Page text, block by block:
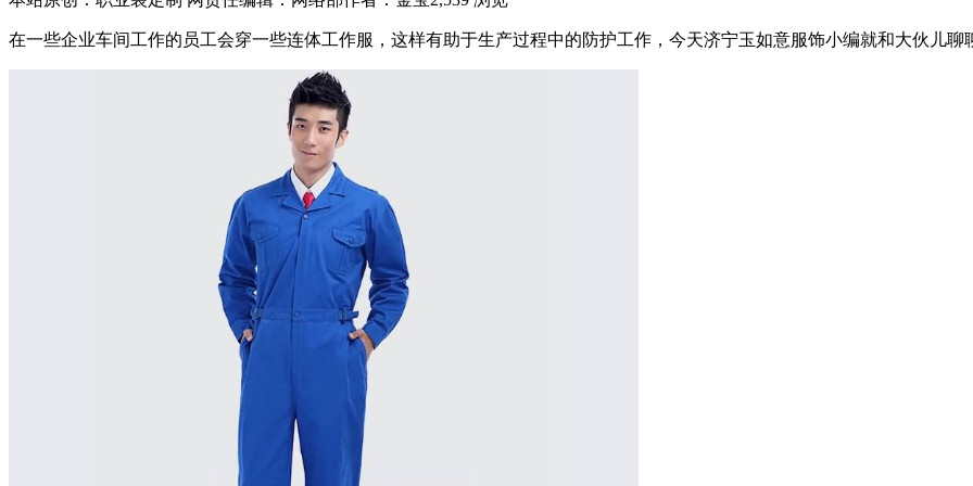
在一些企业车间工作的员工会穿一些连体工作服，这样有助于生产过程中的防护工作，今天济宁玉如意服饰小编就和大伙儿聊